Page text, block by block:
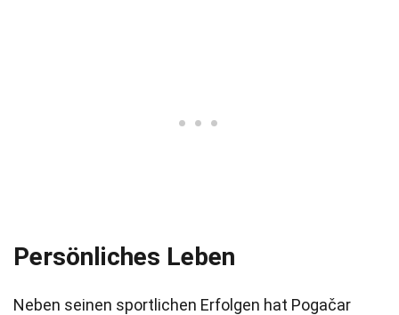
Persönliches Leben
Neben seinen sportlichen Erfolgen hat Pogačar